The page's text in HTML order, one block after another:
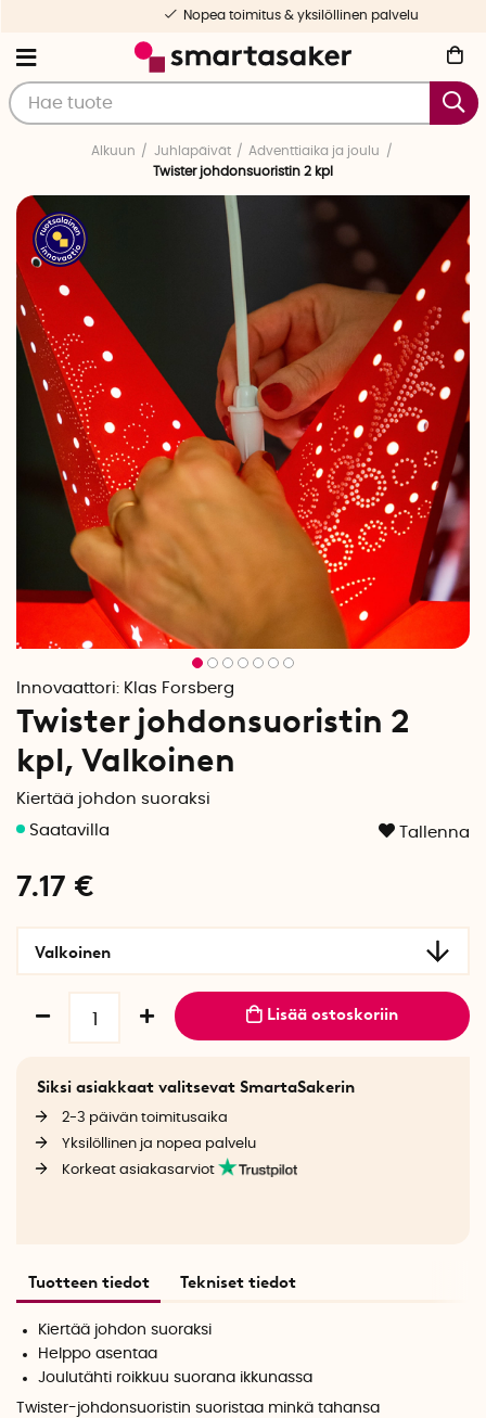
Nopea toimitus & yksilöllinen palvelu
Alkuun Juhlapäivät
Adventtiaika ja joulu
Twister johdonsuoristin 2 kpl
Innovaattori: Klas Forsberg
Twister johdonsuoristin 2
kpl, Valkoinen
Kiertää johdon suoraksi
Tallenna
7.17 €
Valkoinen
Lisää ostoskoriin
Siksi asiakkaat valitsevat SmartaSakerin
2-3 päivän toimitusaika
Yksilöllinen ja nopea palvelu
Korkeat asiakasarviot
Tuotteen tiedot Tekniset tiedot
Kiertää johdon suoraksi
Helppo asentaa
Joulutähti roikkuu suorana ikkunassa
Twister-johdonsuoristin suoristaa minkä tahansa